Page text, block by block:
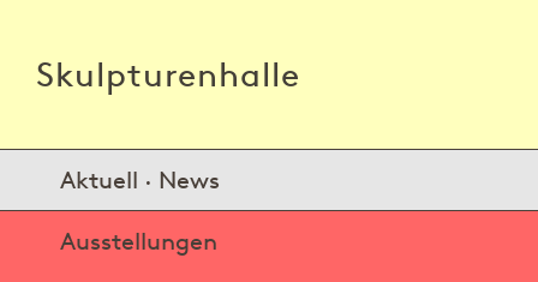
Skulpturenhalle
Aktuell · News
Ausstellungen